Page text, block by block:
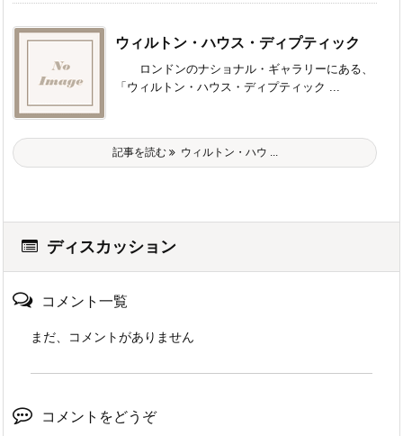
ウィルトン・ハウス・ディプティック
ロンドンのナショナル・ギャラリーにある、
「ウィルトン・ハウス・ディプティック ...
記事を読む ウィルトン・ハウ ...
ディスカッション
コメント一覧
まだ、コメントがありません
コメントをどうぞ